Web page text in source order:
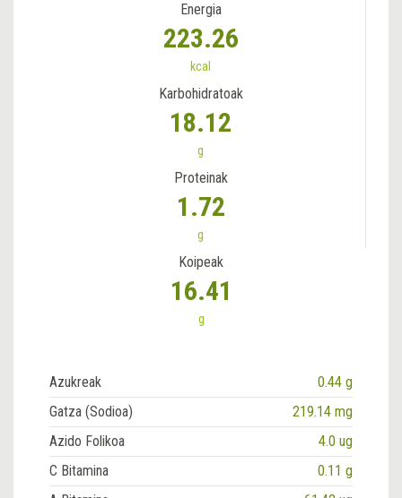
Energia
223.26
kcal
Karbohidratoak
18.12
g
Proteinak
1.72
g
Koipeak
16.41
g
Azukreak
0.44 g
Gatza (Sodioa)
219.14 mg
Azido Folikoa
4.0 ug
C Bitamina
0.11 g